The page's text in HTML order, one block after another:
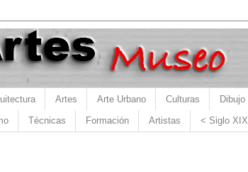
Artes Arte Urbano Culturas Dibujo
Técnicas Formación Artistas < Siglo XIX